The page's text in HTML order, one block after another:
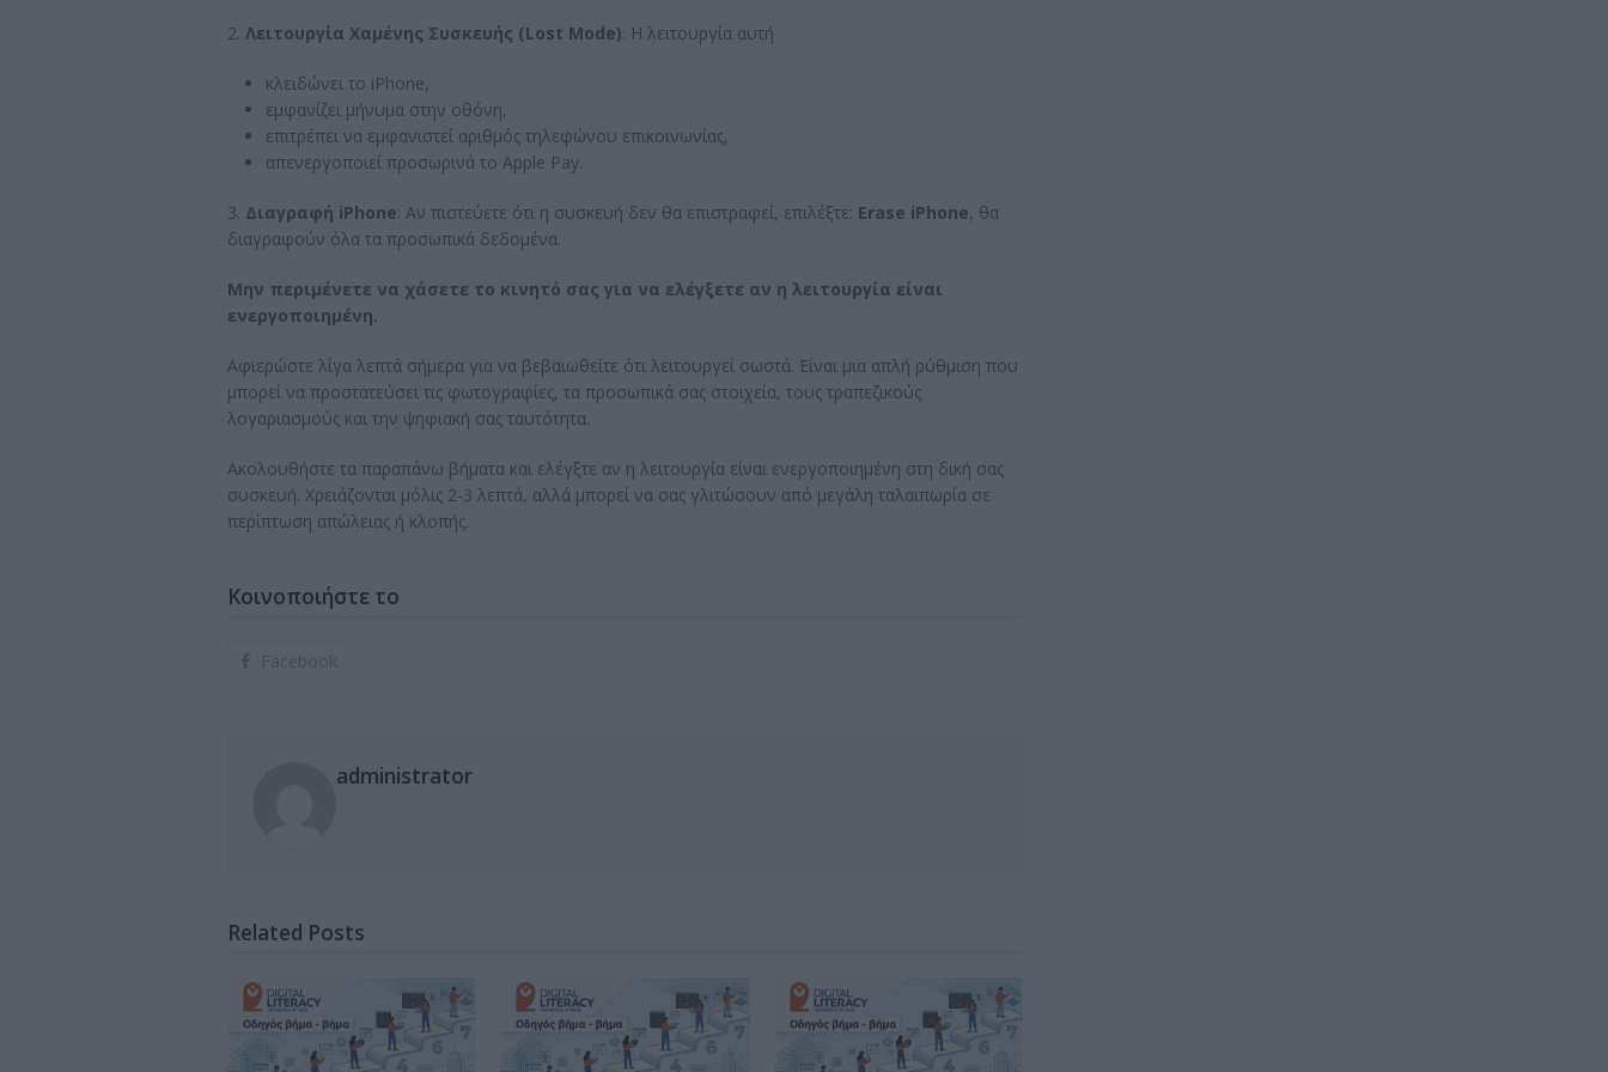
2. Λειτουργία Χαμένης Συσκευής (Lost Mode): Η λειτουργία αυτή
κλειδώνει το iPhone,
εμφανίζει μήνυμα στην οθόνη,
επιτρέπει να εμφανιστεί αριθμός τηλεφώνου επικοινωνίας,
απενεργοποιεί προσωρινά το Apple Pay.
3. Διαγραφή iPhone: Αν πιστεύετε ότι η συσκευή δεν θα επιστραφεί, επιλέξτε: Erase iPhone, θα
διαγραφούν όλα τα προσωπικά δεδομένα.
Μην περιμένετε να χάσετε το κινητό σας για να ελέγξετε αν η λειτουργία είναι
ενεργοποιημένη.
Αφιερώστε λίγα λεπτά σήμερα για να βεβαιωθείτε ότι λειτουργεί σωστά. Είναι μια απλή ρύθμιση που
μπορεί να προστατεύσει τις φωτογραφίες, τα προσωπικά σας στοιχεία, τους τραπεζικούς
λογαριασμούς και την ψηφιακή σας ταυτότητα.
Ακολουθήστε τα παραπάνω βήματα και ελέγξτε αν η λειτουργία είναι ενεργοποιημένη στη δική σας
συσκευή. Χρειάζονται μόλις 2-3 λεπτά, αλλά μπορεί να σας γλιτώσουν από μεγάλη ταλαιπωρία σε
περίπτωση απώλειας ή κλοπής.
Κοινοποιήστε το
Facebook
administrator
Related Posts